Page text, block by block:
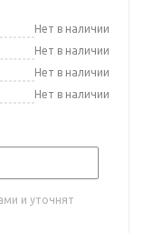
Нет в наличии
Нет в наличии
Нет в наличии
Нет в наличии
и уточнят